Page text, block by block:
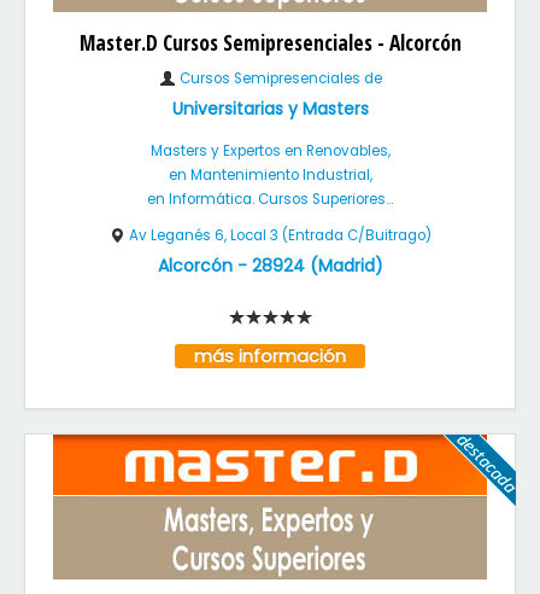
Master.D Cursos Semipresenciales - Alcorcón
Cursos Semipresenciales de
Universitarias y Masters
Masters y Expertos en Renovables,
en Mantenimiento Industrial,
en Informática. Cursos Superiores...
Av Leganés 6, Local 3 (Entrada C/Buitrago)
Alcorcón- 28924(Madrid)
más información